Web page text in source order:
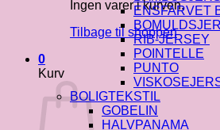
Ingen varer i kurven.
Tilbage til shoppen
0
Kurv
ENSFARVET
RIB-JERSEY
POINTELLE
PUNTO
BOLIGTEKSTIL
GOBELIN
HALVPANAMA